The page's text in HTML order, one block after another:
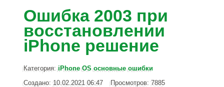
Ошибка 2003 при
восстановлении
iPhone решение
Категория:iPhone OS основные ошибки
Создано: 10.02.2021 06:47
Просмотров: 7885